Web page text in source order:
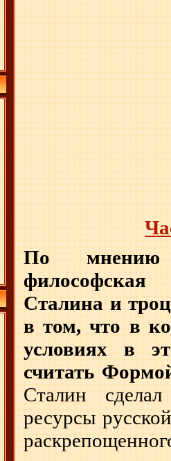
По мнению
Сталина и
в том, что в
условиях в
считать
Сталин
ресурсы